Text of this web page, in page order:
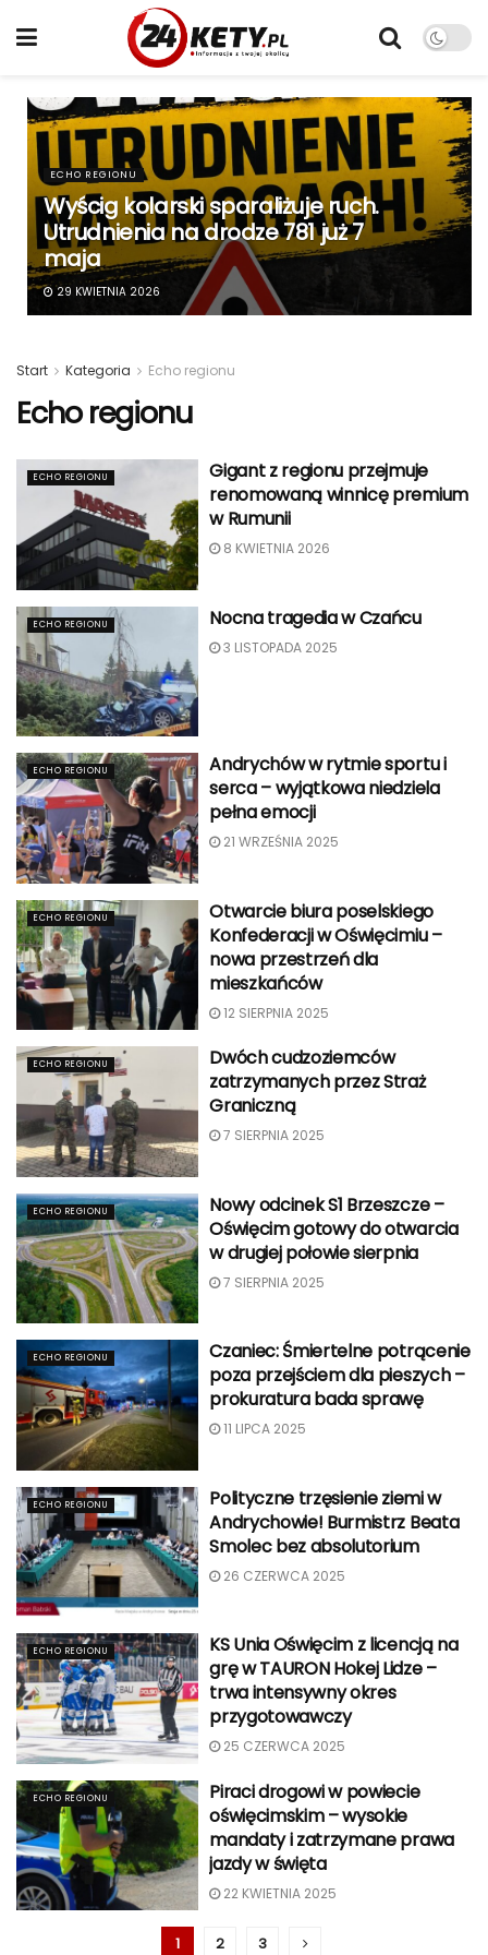
ECHO REGIONU
Wyścig kolarski sparaliżuje ruch.
Utrudnienia na drodze 781 już 7
maja
29 KWIETNIA 2026
Start Kategoria Echo regionu
Echo regionu
ECHO REGIONU
Gigant z regionu przejmuje
renomowaną winnicę premium
w Rumunii
8 KWIETNIA 2026
ECHO REGIONU Nocna tragedia w Czańcu
3 LISTOPADA 2025
ECHO REGIONU
Andrychów w rytmie sportu i
serca – wyjątkowa niedziela
pełna emocji
21 WRZEŚNIA 2025
ECHO REGIONU
Otwarcie biura poselskiego
Konfederacji w Oświęcimiu –
nowa przestrzeń dla
mieszkańców
12 SIERPNIA 2025
ECHO REGIONU
Dwóch cudzoziemców
zatrzymanych przez Straż
Graniczną
7 SIERPNIA 2025
ECHO REGIONU
Nowy odcinek S1 Brzeszcze –
Oświęcim gotowy do otwarcia
w drugiej połowie sierpnia
7 SIERPNIA 2025
ECHO REGIONU
Czaniec: Śmiertelne potrącenie
poza przejściem dla pieszych –
prokuratura bada sprawę
11 LIPCA 2025
ECHO REGIONU
Polityczne trzęsienie ziemi w
Andrychowie! Burmistrz Beata
Smolec bez absolutorium
26 CZERWCA 2025
ECHO REGIONU
KS Unia Oświęcim z licencją na
grę w TAURON Hokej Lidze –
trwa intensywny okres
przygotowawczy
25 CZERWCA 2025
ECHO REGIONU
Piraci drogowi w powiecie
oświęcimskim – wysokie
mandaty i zatrzymane prawa
jazdy w święta
22 KWIETNIA 2025
1 2 3